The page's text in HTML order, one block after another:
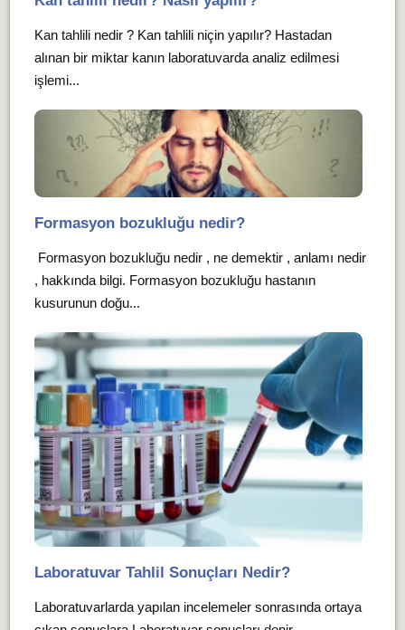
Kan tahlili nedir ? Kan tahlili niçin yapılır? Hastadan
alınan bir miktar kanın laboratuvarda analiz edilmesi
işlemi...
Formasyon bozukluğu nedir?
Formasyon bozukluğu nedir , ne demektir , anlamı nedir
, hakkında bilgi. Formasyon bozukluğu hastanın
kusurunun doğu...
Laboratuvar Tahlil Sonuçları Nedir?
Laboratuvarlarda yapılan incelemeler sonrasında ortaya